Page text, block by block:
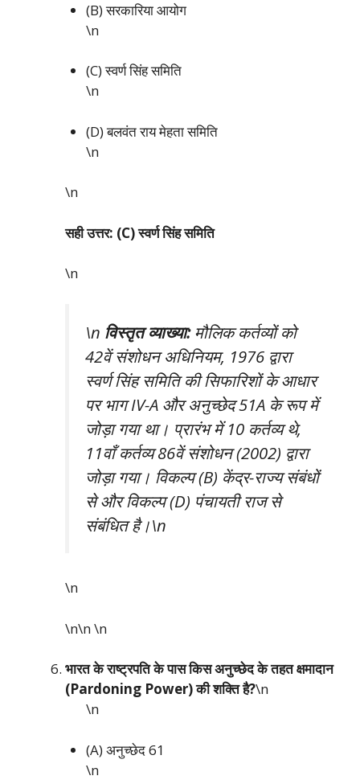
(B) सरकारिया आयोग
\n
(C) स्वर्ण सिंह समिति
\n
(D) बलवंत राय मेहता समिति
\n
\n
सही उत्तर: (C) स्वर्ण सिंह समिति
\n
\n विस्तृत व्याख्या:मौलिक कर्तव्यों को
42वें संशोधन अधिनियम, 1976 द्वारा
स्वर्ण सिंह समिति की सिफारिशों के आधार
पर भाग IV-A और अनुच्छेद 51A के रूप में
जोड़ा गया था। प्रारंभ में 10 कर्तव्य थे,
11वाँ कर्तव्य 86वें संशोधन (2002) द्वारा
जोड़ा गया। विकल्प (B) केंद्र-राज्य संबंधों
से और विकल्प (D) पंचायती राज से
संबंधित है।\n
\n
\n\n\n
भारत के राष्ट्रपति के पास किस अनुच्छेद के तहत क्षमादान
(Pardoning Power) की शक्ति है?\n
\n
(A) अनुच्छेद 61
\n